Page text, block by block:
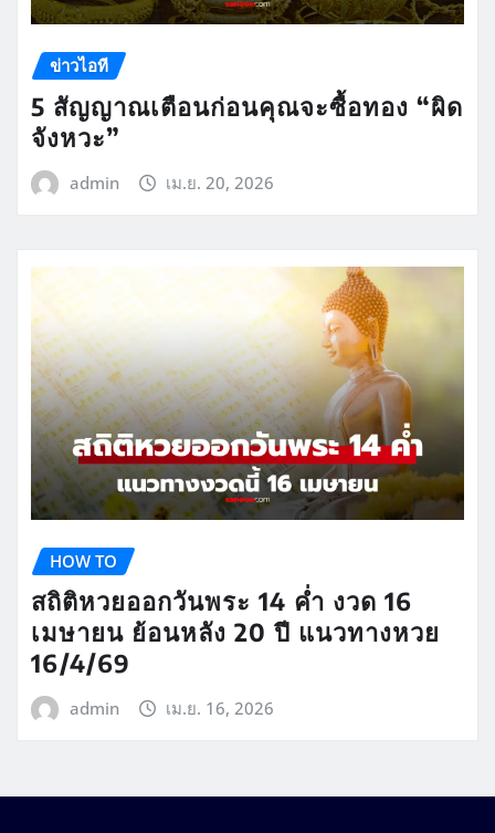
ข่าวไอที
5 สัญญาณเตือนก่อนคุณจะซื้อทอง “ผิด
จังหวะ”
admin เม.ย. 20, 2026
HOW TO
สถิติหวยออกวันพระ 14 ค่ำ งวด 16
เมษายน ย้อนหลัง 20 ปี แนวทางหวย
16/4/69
admin เม.ย. 16, 2026